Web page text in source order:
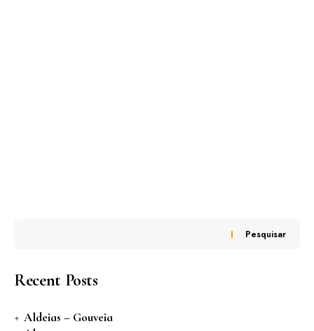
Pesquisar
Recent Posts
Aldeias – Gouveia